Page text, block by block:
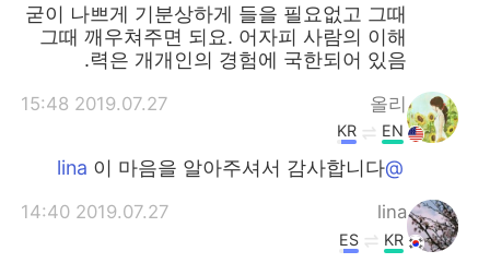
굳이 나쁘게 기분상하게 들을 필요없고 그때
그때 깨우쳐주면 되요. 어자피 사람의 이해
력은 개개인의 경험에 국한되어 있음.
올리
2019.07.27 15:48
EN
KR
@lina
이 마음을 알아주셔서 감사합니다
lina
2019.07.27 14:40
KR
ES